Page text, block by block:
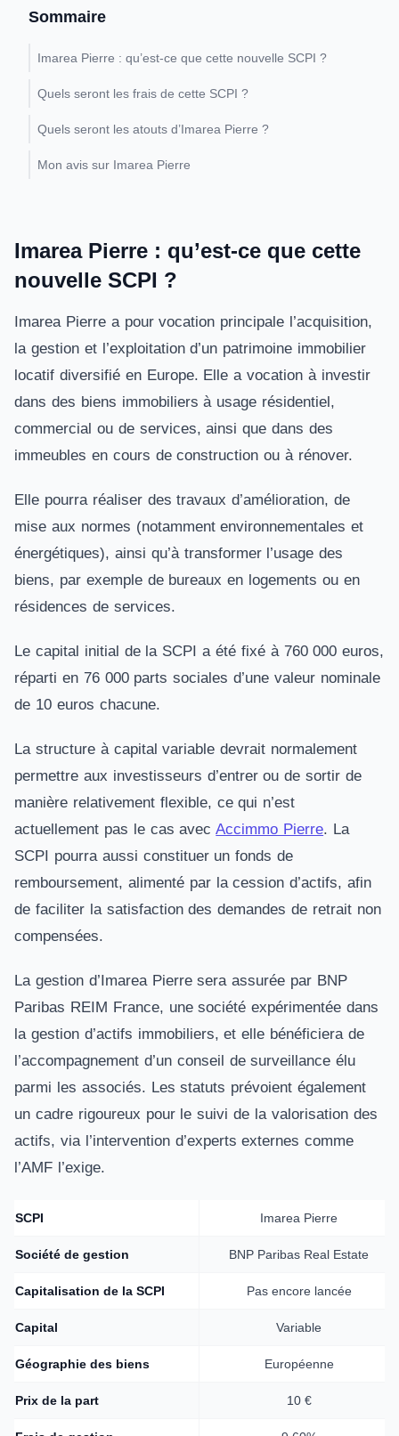
Sommaire
Imarea Pierre : qu’est-ce que cette nouvelle SCPI ?
Quels seront les frais de cette SCPI ?
Quels seront les atouts d’Imarea Pierre ?
Mon avis sur Imarea Pierre
Imarea Pierre : qu’est-ce que cette
nouvelle SCPI ?
Imarea Pierre a pour vocation principale l’acquisition,
la gestion et l’exploitation d’un patrimoine immobilier
locatif diversifié en Europe. Elle a vocation à investir
dans des biens immobiliers à usage résidentiel,
commercial ou de services, ainsi que dans des
immeubles en cours de construction ou à rénover.
Elle pourra réaliser des travaux d’amélioration, de
mise aux normes (notamment environnementales et
énergétiques), ainsi qu’à transformer l’usage des
biens, par exemple de bureaux en logements ou en
résidences de services.
Le capital initial de la SCPI a été fixé à 760 000 euros,
réparti en 76 000 parts sociales d’une valeur nominale
de 10 euros chacune.
La structure à capital variable devrait normalement
permettre aux investisseurs d’entrer ou de sortir de
manière relativement flexible, ce qui n’est
actuellement pas le cas avecAccimmo Pierre. La
SCPI pourra aussi constituer un fonds de
remboursement, alimenté par la cession d’actifs, afin
de faciliter la satisfaction des demandes de retrait non
compensées.
La gestion d’Imarea Pierre sera assurée par BNP
Paribas REIM France, une société expérimentée dans
la gestion d’actifs immobiliers, et elle bénéficiera de
l’accompagnement d’un conseil de surveillance élu
parmi les associés. Les statuts prévoient également
un cadre rigoureux pour le suivi de la valorisation des
actifs, via l’intervention d’experts externes comme
l’AMF l’exige.
SCPI Imarea Pierre
Société de gestion BNP Paribas Real Estate
Capitalisation de la SCPI Pas encore lancée
Capital Variable
Géographie des biens Européenne
Prix de la part 10 €